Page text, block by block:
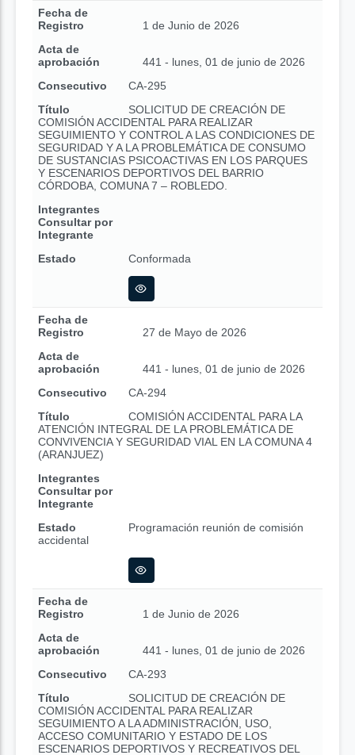
Fecha de
Registro
1 de Junio de 2026
Acta de
aprobación
441 - lunes, 01 de junio de 2026
Consecutivo
CA-295
Título
SOLICITUD DE CREACIÓN DE
COMISIÓN ACCIDENTAL PARA REALIZAR
SEGUIMIENTO Y CONTROL A LAS CONDICIONES DE
SEGURIDAD Y A LA PROBLEMÁTICA DE CONSUMO
DE SUSTANCIAS PSICOACTIVAS EN LOS PARQUES
Y ESCENARIOS DEPORTIVOS DEL BARRIO
CÓRDOBA, COMUNA 7 – ROBLEDO.
Integrantes
Consultar por
Integrante
Estado
Conformada
Fecha de
Registro
27 de Mayo de 2026
Acta de
aprobación
441 - lunes, 01 de junio de 2026
Consecutivo
CA-294
Título
COMISIÓN ACCIDENTAL PARA LA
ATENCIÓN INTEGRAL DE LA PROBLEMÁTICA DE
CONVIVENCIA Y SEGURIDAD VIAL EN LA COMUNA 4
(ARANJUEZ)
Integrantes
Consultar por
Integrante
Estado
Programación reunión de comisión
accidental
Fecha de
Registro
1 de Junio de 2026
Acta de
aprobación
441 - lunes, 01 de junio de 2026
Consecutivo
CA-293
Título
SOLICITUD DE CREACIÓN DE
COMISIÓN ACCIDENTAL PARA REALIZAR
SEGUIMIENTO A LA ADMINISTRACIÓN, USO,
ACCESO COMUNITARIO Y ESTADO DE LOS
ESCENARIOS DEPORTIVOS Y RECREATIVOS DEL